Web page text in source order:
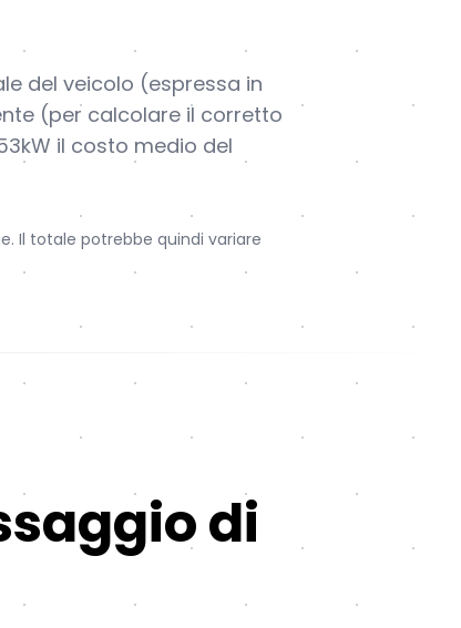
del veicolo (espressa in
(per calcolare il corretto
il costo medio del
Il totale potrebbe quindi variare
di